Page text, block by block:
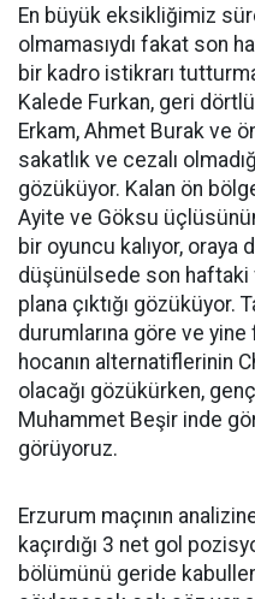
En büyük eksikliğimiz
olmamasıydı fakat son
bir kadro istikrarı
Kalede Furkan, geri
Erkam, Ahmet Burak ve
sakatlık ve cezalı
gözüküyor. Kalan ön
Ayite ve Göksu
bir oyuncu kalıyor, oraya
düşünülsede son haftaki
plana çıktığı gözüküyor.
durumlarına göre ve
hocanın alternatiflerinin
olacağı gözükürken,
Muhammet Beşir inde
görüyoruz.
Erzurum maçının
kaçırdığı 3 net gol
bölümünü geride